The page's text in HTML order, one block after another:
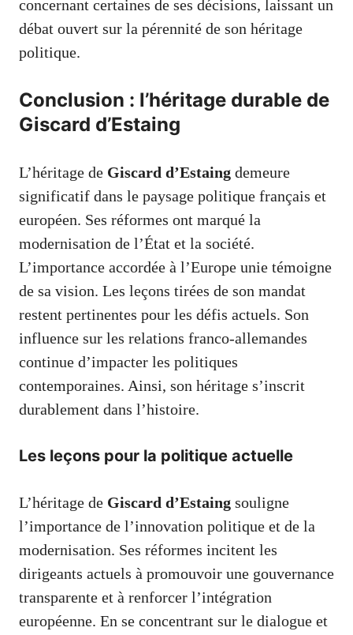
concernant certaines de ses décisions, laissant un
débat ouvert sur la pérennité de son héritage
politique.
Conclusion : l’héritage durable de
Giscard d’Estaing
L’héritage de Giscard d’Estaing demeure
significatif dans le paysage politique français et
européen. Ses réformes ont marqué la
modernisation de l’État et la société.
L’importance accordée à l’Europe unie témoigne
de sa vision. Les leçons tirées de son mandat
restent pertinentes pour les défis actuels. Son
influence sur les relations franco-allemandes
continue d’impacter les politiques
contemporaines. Ainsi, son héritage s’inscrit
durablement dans l’histoire.
Les leçons pour la politique actuelle
L’héritage de Giscard d’Estaing souligne
l’importance de l’innovation politique et de la
modernisation. Ses réformes incitent les
dirigeants actuels à promouvoir une gouvernance
transparente et à renforcer l’intégration
européenne. En se concentrant sur le dialogue et